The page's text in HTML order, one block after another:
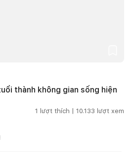
thành không gian sống hiện
1 lượt thích | 10.133 lượt xem